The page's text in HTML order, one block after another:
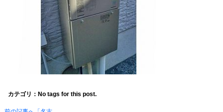
カテゴリ：No tags for this post.